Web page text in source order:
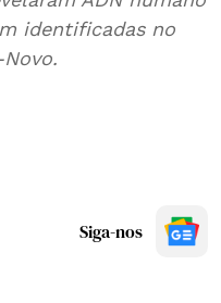
identificadas no
Siga-nos